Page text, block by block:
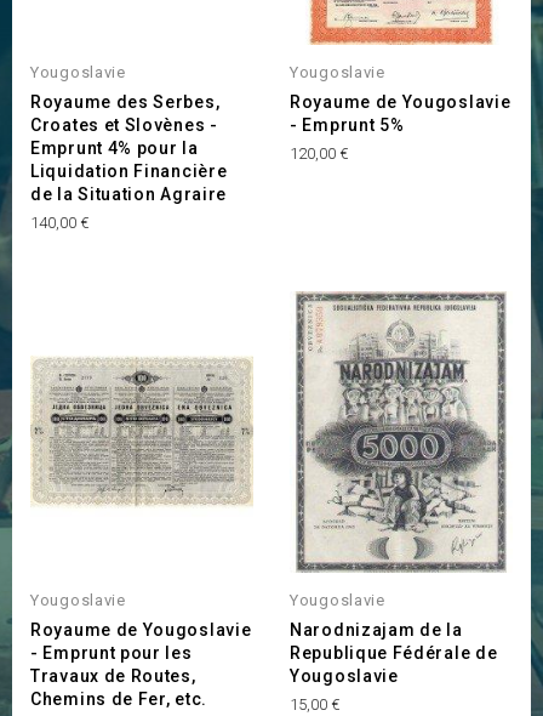
Yougoslavie
Royaume des Serbes,
Croates et Slovènes -
Emprunt 4% pour la
Liquidation Financière
de la Situation Agraire
Prix
140,00 €
Yougoslavie
Royaume de Yougoslavie
- Emprunt 5%
Prix
120,00 €
Yougoslavie
Royaume de Yougoslavie
- Emprunt pour les
Travaux de Routes,
Chemins de Fer, etc.
Yougoslavie
Narodnizajam de la
Republique Fédérale de
Yougoslavie
Prix
15,00 €